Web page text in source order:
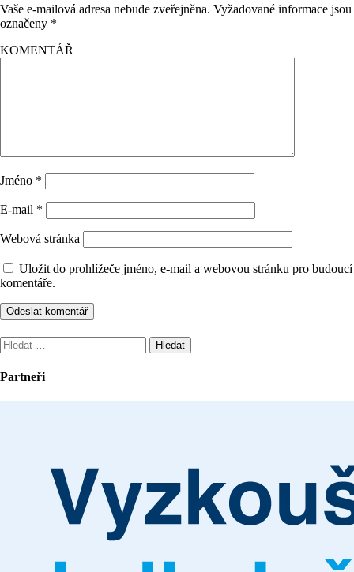
Vaše e-mailová adresa nebude zveřejněna. Vyžadované informace jsou
označeny *
KOMENTÁŘ
Jméno *
E-mail *
Webová stránka
Uložit do prohlížeče jméno, e-mail a webovou stránku pro budoucí
komentáře.
Vyhledávání
Partneři